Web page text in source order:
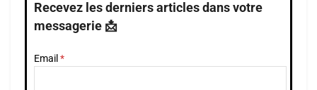
Recevez les derniers articles dans votre
messagerie 📩
Email